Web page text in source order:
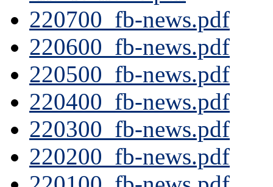
220700_fb-news.pdf
220600_fb-news.pdf
220500_fb-news.pdf
220400_fb-news.pdf
220300_fb-news.pdf
220200_fb-news.pdf